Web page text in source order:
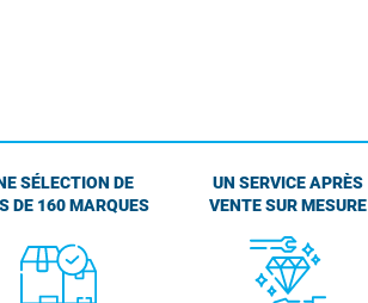
SÉLECTION DE
DE 160 MARQUES
UN SERVICE APRÈS
VENTE SUR MESURE